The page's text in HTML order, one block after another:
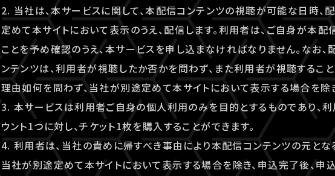
2. 当社は、本サービスに関して、本配信コンテンツの視聴が可能な日時
定めて本サイトにおいて表示のうえ、配信します。利用者は、ご自身が本
ことを予め確認のうえ、本サービスを申し込まなければなりません。なお
ンテンツは、利用者が視聴したか否かを問わず、また利用者が視聴するこ
理由如何を問わず、当社が別途定めて本サイトにおいて表示する場合を除
3. 本サービスは利用者ご自身の個人利用のみを目的とするものであり、利
ウント1つに対し、チケット1枚を購入することができます。
4. 利用者は、当社の責めに帰すべき事由により本配信コンテンツの元と
当社が別途定めて本サイトにおいて表示する場合を除き、申込完了後、